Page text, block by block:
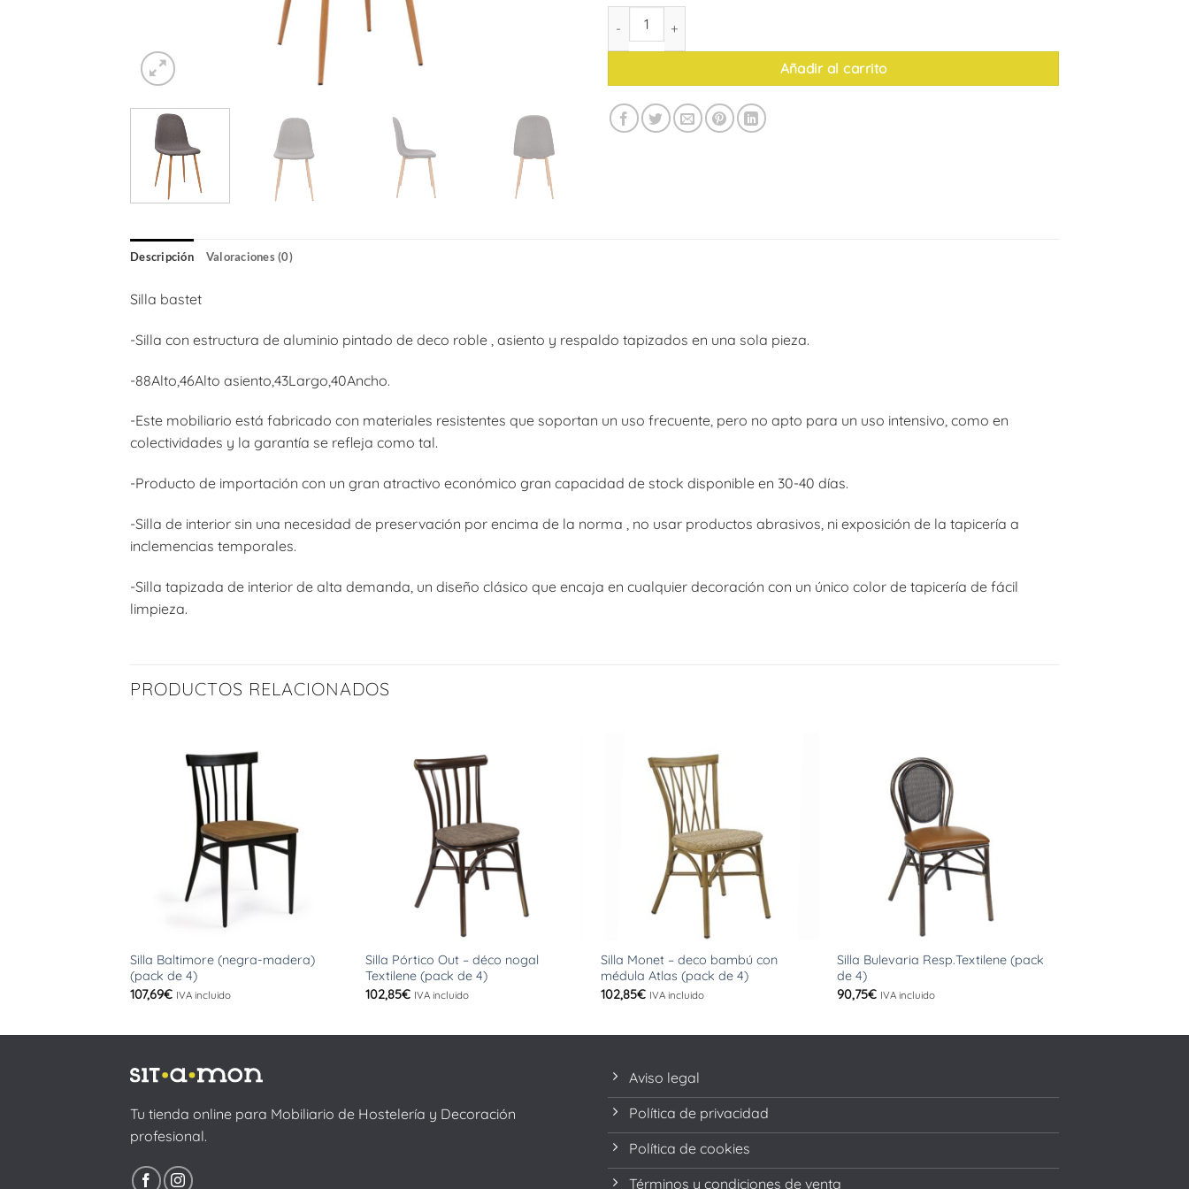
Añadir al carrito
Descripción Valoraciones (0)
Silla bastet
-Silla con estructura de aluminio pintado de deco roble , asiento y respaldo tapizados en una sola pieza.
-88Alto,46Alto asiento,43Largo,40Ancho.
-Este mobiliario está fabricado con materiales resistentes que soportan un uso frecuente, pero no apto para un uso intensivo, como en
colectividades y la garantía se refleja como tal.
-Producto de importación con un gran atractivo económico gran capacidad de stock disponible en 30-40 días.
-Silla de interior sin una necesidad de preservación por encima de la norma , no usar productos abrasivos, ni exposición de la tapicería a
inclemencias temporales.
-Silla tapizada de interior de alta demanda, un diseño clásico que encaja en cualquier decoración con un único color de tapicería de fácil
limpieza.
PRODUCTOS RELACIONADOS
Silla Baltimore (negra-madera)
(pack de 4)
107,69€ IVA incluido
Silla Pórtico Out – déco nogal
Textilene (pack de 4)
102,85€ IVA incluido
Silla Monet – deco bambú con
médula Atlas (pack de 4)
102,85€ IVA incluido
Silla Bulevaria Resp.Textilene (pack
de 4)
90,75€ IVA incluido
Tu tienda online para Mobiliario de Hostelería y Decoración
profesional.
Aviso legal
Política de privacidad
Política de cookies
Términos y condiciones de venta